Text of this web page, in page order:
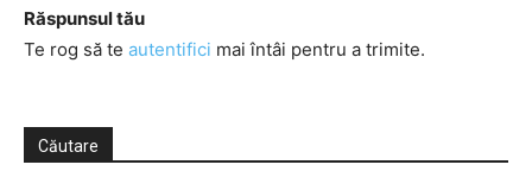
Răspunsul tău
Te rog să te autentifici mai întâi pentru a trimite.
Căutare